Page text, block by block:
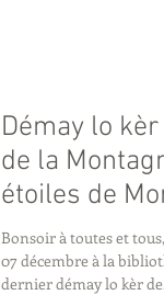
Démay lo
de la
étoiles de
Bonsoir à toutes et tous, Retrouvons-nous ce vendredi
07 décembre à la
dernier démay lo kèr